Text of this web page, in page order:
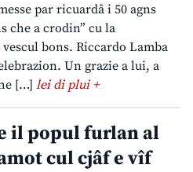
par ricuardâ i 50 agns
che a crodin” cu la
bons. Riccardo Lamba
Un grazie a lui, a
[…] lei di plui +
il popul furlan al
cul cjâf e vîf